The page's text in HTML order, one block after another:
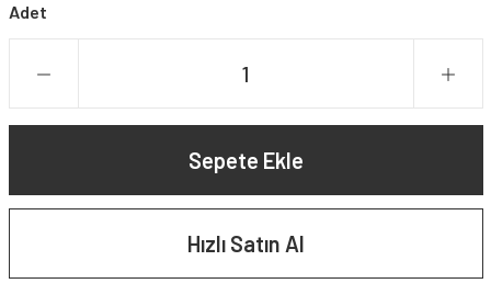
Adet
Sepete Ekle
Hızlı Satın Al